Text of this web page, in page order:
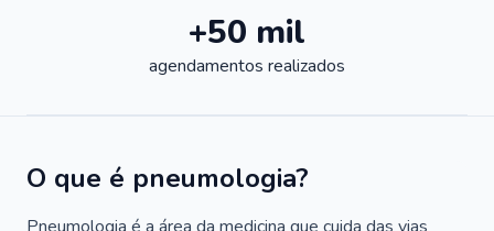
+50 mil
agendamentos realizados
O que é pneumologia?